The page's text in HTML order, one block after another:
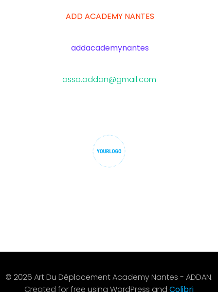
ADD ACADEMY NANTES
addacademynantes
asso.addan@gmail.com
© 2026 Art Du Déplacement Academy Nantes - ADDAN.
Created for free using WordPress and Colibri